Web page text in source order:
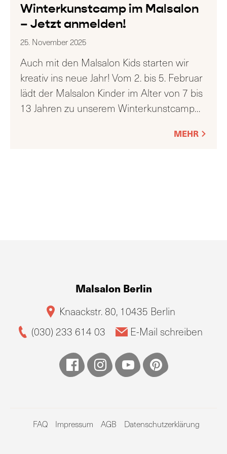
Winterkunstcamp im Malsalon
– Jetzt anmelden!
25. November 2025
Auch mit den Malsalon Kids starten wir
kreativ ins neue Jahr! Vom 2. bis 5. Februar
lädt der Malsalon Kinder im Alter von 7 bis
13 Jahren zu unserem Winterkunstcamp…
MEHR
Malsalon Berlin
Knaackstr. 80, 10435 Berlin
(030) 233 614 03
E-Mail schreiben
FAQ Impressum AGB Datenschutzerklärung